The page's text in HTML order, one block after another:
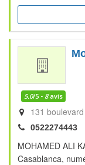
5.0/5 - 8avis
131
0522274443
MOHAMED ALI
Casablanca,